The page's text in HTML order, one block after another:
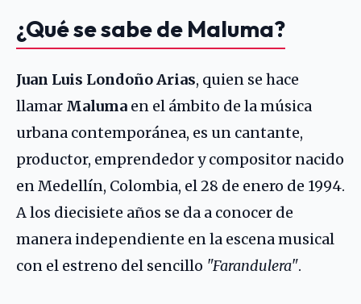
¿Qué se sabe de Maluma?
Juan Luis Londoño Arias, quien se hace
llamar Maluma en el ámbito de la música
urbana contemporánea, es un cantante,
productor, emprendedor y compositor nacido
en Medellín, Colombia, el 28 de enero de 1994.
A los diecisiete años se da a conocer de
manera independiente en la escena musical
con el estreno del sencillo "Farandulera".